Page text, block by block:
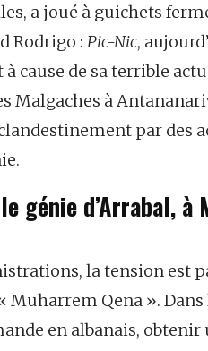
a joué à guichets
Rodrigo : Pic-Nic,
cause de sa terrible
Malgaches à
par des
génie d’Arrabal,
la tension est
Qena ». Dans
en albanais,